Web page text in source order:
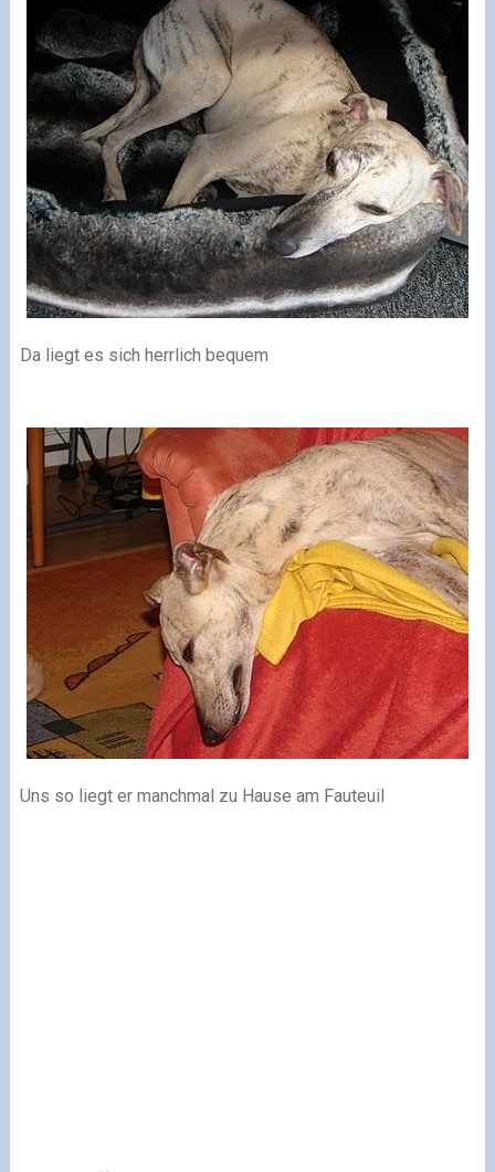
Da liegt es sich herrlich bequem
Uns so liegt er manchmal zu Hause am Fauteuil